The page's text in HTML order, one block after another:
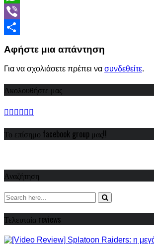
WhatsApp
Viber
Αφήστε μια απάντηση
Για να σχολιάσετε πρέπει να συνδεθείτε.
Ακολουθήστε μας
Το επίσημο facebook group μας!!
Αναζήτηση
Τελευταία reviews